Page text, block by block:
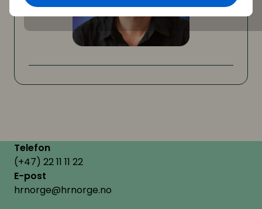
Telefon
(+47) 22 11 11 22
E-post
hrnorge@hrnorge.no